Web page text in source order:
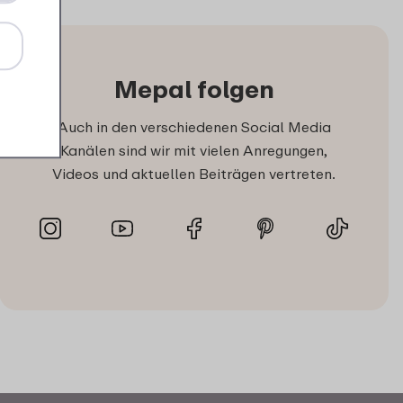
Mepal folgen
Auch in den verschiedenen Social Media
Kanälen sind wir mit vielen Anregungen,
Videos und aktuellen Beiträgen vertreten.